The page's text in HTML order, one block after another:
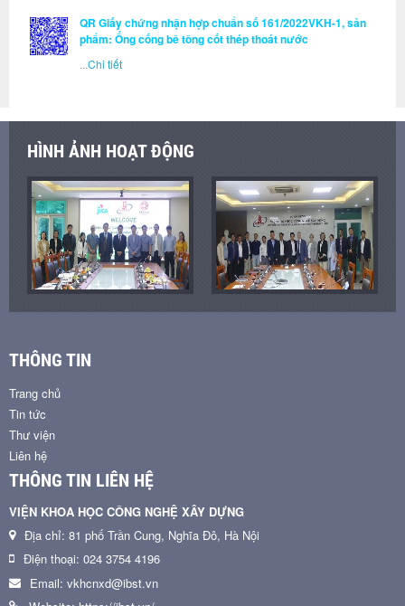
QR Giấy chứng nhận hợp chuẩn số 161/2022VKH-1, sản
phẩm: Ống cống bê tông cốt thép thoát nước
Chi tiết
HÌNH ẢNH HOẠT ĐỘNG
THÔNG TIN
Trang chủ
Tin tức
Thư viện
Liên hệ
THÔNG TIN LIÊN HỆ
VIỆN KHOA HỌC CÔNG NGHỆ XÂY DỰNG
Địa chỉ: 81 phố Trần Cung, Nghĩa Đô, Hà Nội
Điện thoại: 024 3754 4196
Email: vkhcnxd@ibst.vn